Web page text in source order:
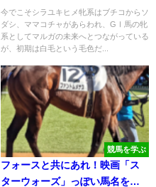
今でこそシラユキヒメ牝系はブチコからソ
ダシ、ママコチャがあらわれ、GⅠ馬の牝
系としてマルガの未来へとつながっている
が、初期は白毛という毛色だ...
競馬を学ぶ
フォースと共にあれ！映画「ス
ターウォーズ」っぽい馬名をご